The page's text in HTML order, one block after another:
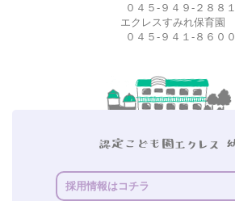
０４５-９４９-２８８１
エクレスすみれ保育園
０４５-９４１-８６００
採用情報はコチラ